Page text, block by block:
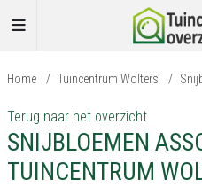
Home / Tuincentrum Wolters /
Terug naar het overzicht
SNIJBLOEMEN
TUINCENTRUM